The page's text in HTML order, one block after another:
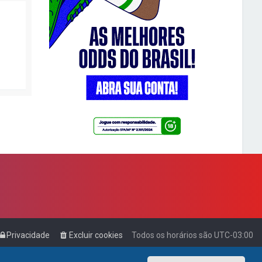
Todos os horários são UTC-03:00
Excluir cookies
Privacidade